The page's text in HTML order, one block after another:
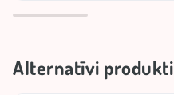
Alternatīvi produkti